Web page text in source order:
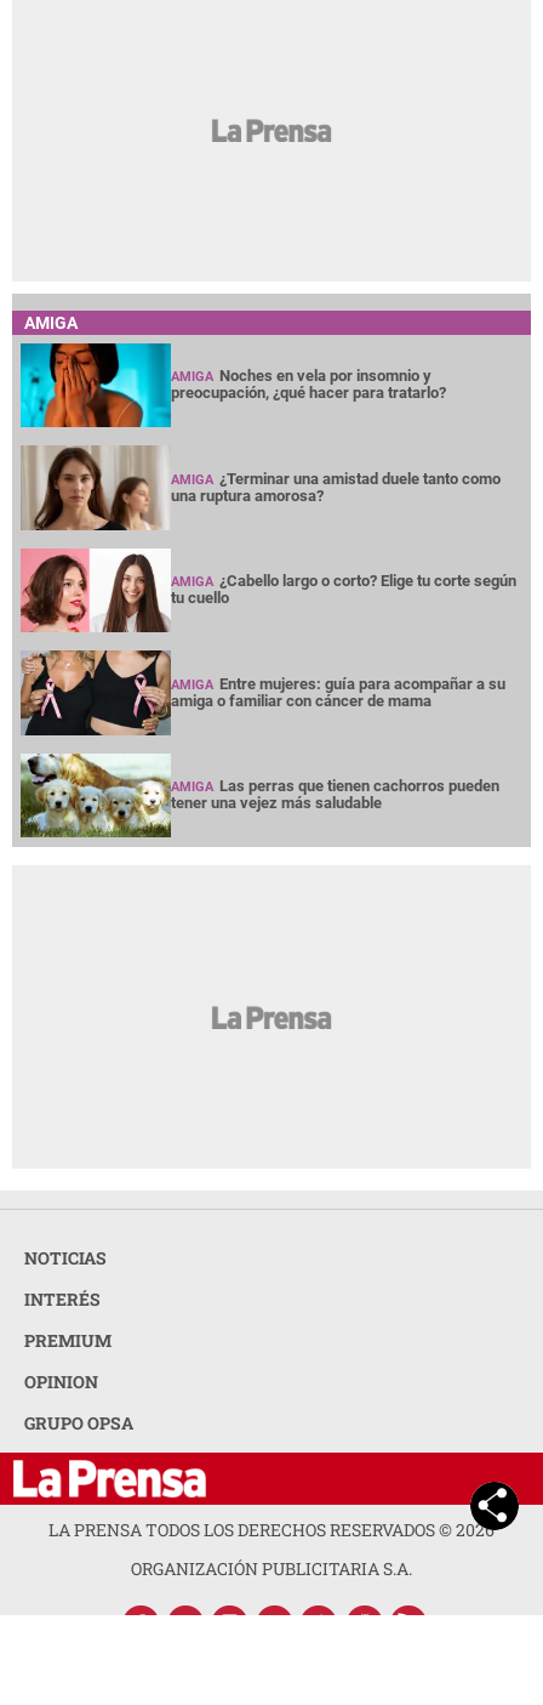
AMIGA
AMIGA Noches en vela por insomnio y
preocupación, ¿qué hacer para tratarlo?
AMIGA ¿Terminar una amistad duele tanto como
una ruptura amorosa?
AMIGA ¿Cabello largo o corto? Elige tu corte según
tu cuello
AMIGA Entre mujeres: guía para acompañar a su
amiga o familiar con cáncer de mama
AMIGA Las perras que tienen cachorros pueden
tener una vejez más saludable
NOTICIAS
INTERÉS
PREMIUM
OPINION
GRUPO OPSA
LA PRENSA TODOS LOS DERECHOS RESERVADOS ©2026
ORGANIZACIÓN PUBLICITARIA S.A.